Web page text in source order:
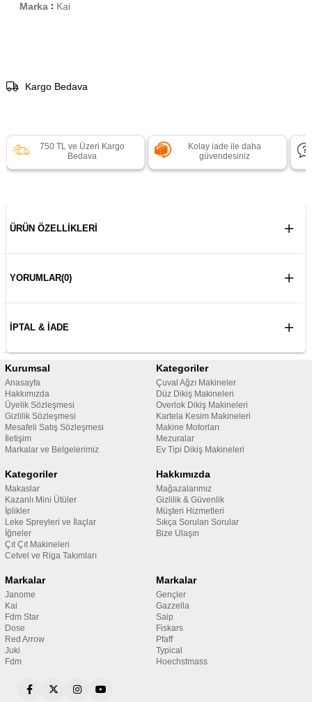
Marka : Kai
Kargo Bedava
750 TL ve Üzeri Kargo
Bedava
Kolay iade ile daha
güvendesiniz
ÜRÜN ÖZELLIKLERI
YORUMLAR(0)
İPTAL & İADE
Kurumsal
Anasayfa
Hakkımızda
Üyelik Sözleşmesi
Gizlilik Sözleşmesi
Mesafeli Satış Sözleşmesi
İletişim
Markalar ve Belgelerimiz
Kategoriler
Çuval Ağzı Makineler
Düz Dikiş Makineleri
Overlok Dikiş Makineleri
Kartela Kesim Makineleri
Makine Motorları
Mezuralar
Ev Tipi Dikiş Makineleri
Kategoriler
Makaslar
Kazanlı Mini Ütüler
İplikler
Leke Spreyleri ve İlaçlar
İğneler
Çıt Çıt Makineleri
Cetvel ve Riga Takımları
Hakkımızda
Mağazalarımız
Gizlilik & Güvenlik
Müşteri Hizmetleri
Sıkça Sorulan Sorular
Bize Ulaşın
Markalar
Janome
Kai
Fdm Star
Dose
Red Arrow
Juki
Fdm
Markalar
Gençler
Gazzella
Saip
Fiskars
Pfaff
Typical
Hoechstmass